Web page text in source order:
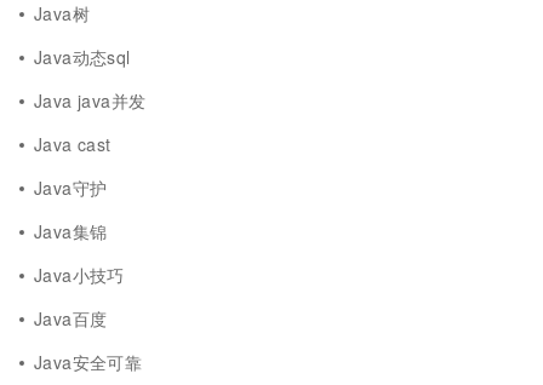
Java树
Java动态sql
Java java并发
Java cast
Java守护
Java集锦
Java小技巧
Java百度
Java安全可靠